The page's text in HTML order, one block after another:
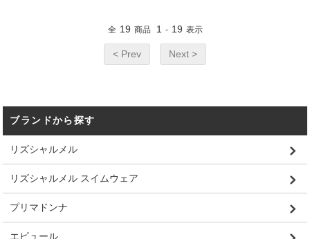
全 19 商品 1 - 19 表示
< Prev Next >
ブランドから探す
リズシャルメル
リズシャルメル スイムウェア
プリマドンナ
エピュール